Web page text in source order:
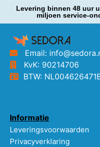
Levering binnen 48 uur
miljoen service-
Email:
KvK: 90214706
BTW:
Informatie
Leveringsvoorwaarden
Privacyverklaring